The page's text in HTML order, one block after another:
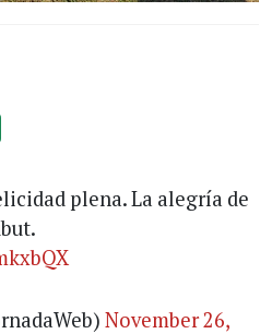
plena. La alegría de
November 26,